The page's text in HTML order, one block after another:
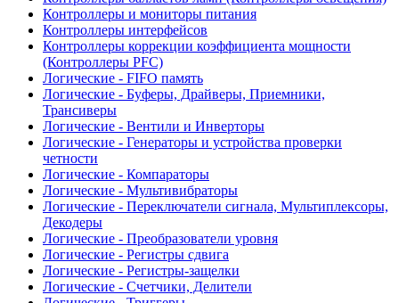
Контроллеры и мониторы питания
Контроллеры интерфейсов
Контроллеры коррекции коэффициента мощности
(Контроллеры PFC)
Логические - FIFO память
Логические - Буферы, Драйверы, Приемники,
Трансиверы
Логические - Вентили и Инверторы
Логические - Генераторы и устройства проверки
четности
Логические - Компараторы
Логические - Мультивибраторы
Логические - Переключатели сигнала, Мультиплексоры,
Декодеры
Логические - Преобразователи уровня
Логические - Регистры сдвига
Логические - Регистры-защелки
Логические - Счетчики, Делители